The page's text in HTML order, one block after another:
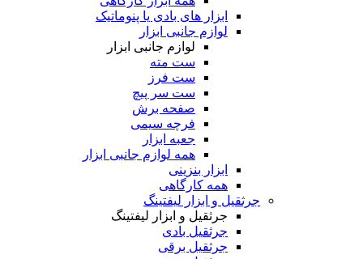
ابزار های بادی یا پنوماتیک
لوازم جانبی ابزار
لوازم جانبی ابزار
ست مته
ست فرز
ست سر پیچ
صفحه برش
فرچه سیمی
جعبه ابزار
همه لوازم جانبی ابزار
ابزار بنزینی
همه کارگاهی
جرثقیل و ابزار لیفتینگ
جرثقیل و ابزار لیفتینگ
جرثقیل بادی
جرثقیل برقی